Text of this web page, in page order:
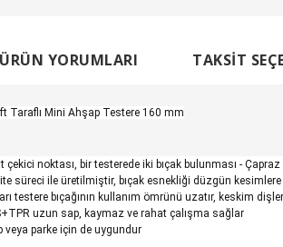
ÜRÜN YORUMLARI TAKSIT
Taraflı Mini Ahşap Testere 160 mm
çekici noktası, bir testerede iki bıçak bulunması -
süreci ile üretilmiştir, bıçak esnekliği düzgün
testere bıçağının kullanım ömrünü uzatır, keskim
uzun sap, kaymaz ve rahat çalışma sağlar
veya parke için de uygundur